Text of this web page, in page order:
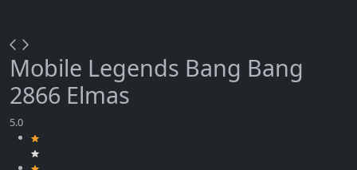
Mobile Legends Bang Bang
2866 Elmas